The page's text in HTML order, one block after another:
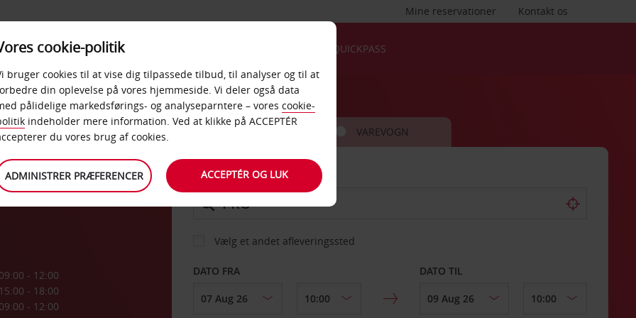
Kontakt os
Mine reservationer
PRODUKTER &
KONTORER
QUICKPASS
09:00 - 12:00
15:00 - 18:00
09:00 - 12:00
BIL VAREVOGN
AFHENT FRA
Vælg et andet afleveringssted
DATO FRA DATO TIL
cookie-politik
bruger cookies til at vise dig tilpassede tilbud, til analyser og til at
din oplevelse på vores hjemmeside. Vi deler også data
pålidelige markedsførings- og analyseparntere – vores cookie-
indeholder mere information. Ved at klikke på ACCEPTÉR
du vores brug af cookies.
ADMINISTRER PRÆFERENCER ACCEPTÉR OG LUK